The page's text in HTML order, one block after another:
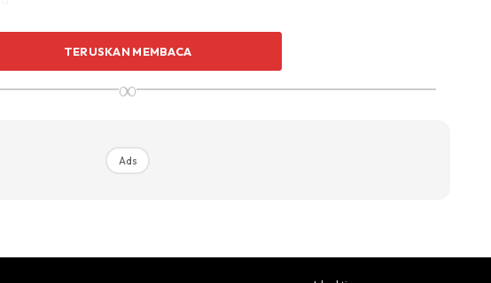
yang keterlaluan merupakan salah satu punca utama penuaan kulit.
juga memainkan peranan penting dalam perubahan bentuk tubuh
usia mencecah 50 tahun, kulit akan hilang keanjalannya dan
TERUSKAN MEMBACA
∞
Ads